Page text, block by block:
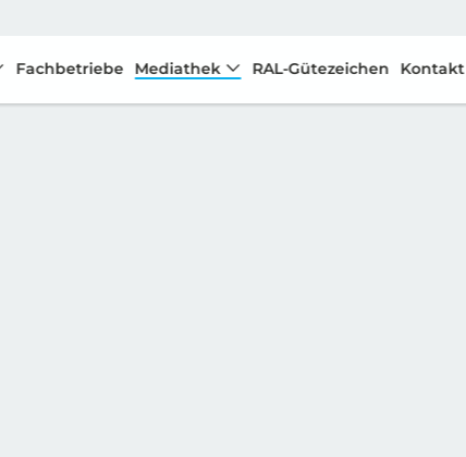
Fachbetriebe Mediathek RAL-Gütezeichen Kontakt